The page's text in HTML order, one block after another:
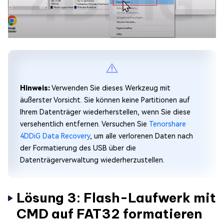
Hinweis:Verwenden Sie dieses Werkzeug mit
äußerster Vorsicht. Sie können keine Partitionen auf
Ihrem Datenträger wiederherstellen, wenn Sie diese
versehentlich entfernen. Versuchen Sie Tenorshare
4DDiG Data Recovery, um alle verlorenen Daten nach
der Formatierung des USB über die
Datenträgerverwaltung wiederherzustellen.
Lösung 3: Flash-Laufwerk mit
CMD auf FAT32 formatieren